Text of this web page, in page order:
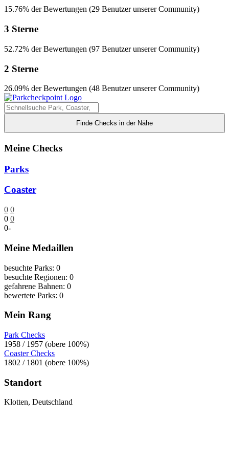
15.76% der Bewertungen (29 Benutzer unserer Community)
3 Sterne
52.72% der Bewertungen (97 Benutzer unserer Community)
2 Sterne
26.09% der Bewertungen (48 Benutzer unserer Community)
Finde Checks in der Nähe
Meine Checks
Parks
Coaster
0 0
0 0
0-
Meine Medaillen
besuchte Parks: 0
besuchte Regionen: 0
gefahrene Bahnen: 0
bewertete Parks: 0
Mein Rang
Park Checks
1958 / 1957 (obere 100%)
Coaster Checks
1802 / 1801 (obere 100%)
Standort
Klotten, Deutschland